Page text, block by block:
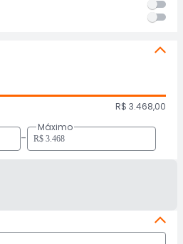
R$ 3.468,00
-
Máximo